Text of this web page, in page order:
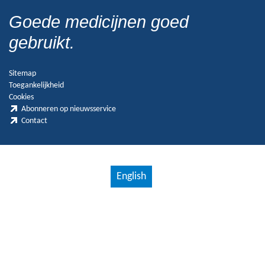
Goede medicijnen goed
gebruikt.
Sitemap
Toegankelijkheid
Cookies
Abonneren op nieuwsservice
Contact
English